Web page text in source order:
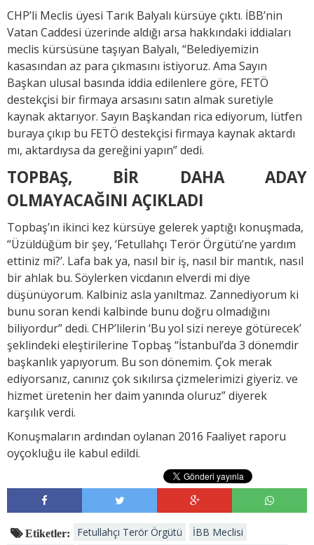
CHP’li Meclis üyesi Tarık Balyalı kürsüye çıktı. İBB’nin
Vatan Caddesi üzerinde aldığı arsa hakkındaki iddiaları
meclis kürsüsüne taşıyan Balyalı, “Belediyemizin
kasasından az para çıkmasını istiyoruz. Ama Sayın
Başkan ulusal basında iddia edilenlere göre, FETÖ
destekçisi bir firmaya arsasını satın almak suretiyle
kaynak aktarıyor. Sayın Başkandan rica ediyorum, lütfen
buraya çıkıp bu FETÖ destekçisi firmaya kaynak aktardı
mı, aktardıysa da gereğini yapın” dedi.
TOPBAŞ, BİR DAHA ADAY
OLMAYACAĞINI AÇIKLADI
Topbaş’ın ikinci kez kürsüye gelerek yaptığı konuşmada,
“Üzüldüğüm bir şey, ‘Fetullahçı Terör Örgütü’ne yardım
ettiniz mi?’. Lafa bak ya, nasıl bir iş, nasıl bir mantık, nasıl
bir ahlak bu. Söylerken vicdanın elverdi mi diye
düşünüyorum. Kalbiniz asla yanıltmaz. Zannediyorum ki
bunu soran kendi kalbinde bunu doğru olmadığını
biliyordur” dedi. CHP’lilerin ‘Bu yol sizi nereye götürecek’
şeklindeki eleştirilerine Topbaş “İstanbul’da 3 dönemdir
başkanlık yapıyorum. Bu son dönemim. Çok merak
ediyorsanız, canınız çok sıkılırsa çizmelerimizi giyeriz. ve
hizmet üretenin her daim yanında oluruz” diyerek
karşılık verdi.
Konuşmaların ardından oylanan 2016 Faaliyet raporu
oyçokluğu ile kabul edildi.
Etiketler: Fetullahçı Terör Örgütü
İBB Meclisi